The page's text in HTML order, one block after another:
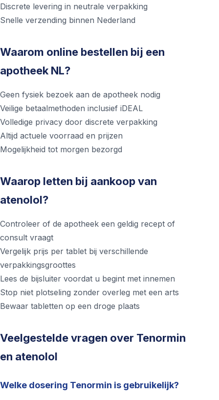
Discrete levering in neutrale verpakking
Snelle verzending binnen Nederland
Waarom online bestellen bij een
apotheek NL?
Geen fysiek bezoek aan de apotheek nodig
Veilige betaalmethoden inclusief iDEAL
Volledige privacy door discrete verpakking
Altijd actuele voorraad en prijzen
Mogelijkheid tot morgen bezorgd
Waarop letten bij aankoop van
atenolol?
Controleer of de apotheek een geldig recept of
consult vraagt
Vergelijk prijs per tablet bij verschillende
verpakkingsgroottes
Lees de bijsluiter voordat u begint met innemen
Stop niet plotseling zonder overleg met een arts
Bewaar tabletten op een droge plaats
Veelgestelde vragen over Tenormin
en atenolol
Welke dosering Tenormin is gebruikelijk?